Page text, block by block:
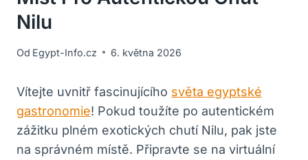
Nilu
Od Egypt-Info.cz 6. května 2026
Vítejte uvnitř fascinujícího světa egyptské
gastronomie! Pokud toužíte po autentickém
zážitku plném exotických chutí Nilu, pak jste
na správném místě. Připravte se na virtuální